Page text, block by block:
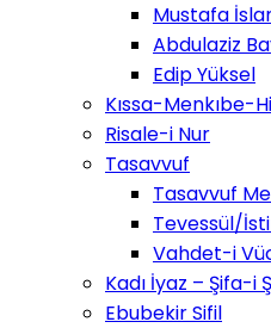
Mustafa
Abdulaziz
Edip Yüksel
Kıssa-Menkıbe-
Risale-i Nur
Tasavvuf
Tasavvuf
Tevessül/
Vahdet-i
Kadı İyaz – Şifa-i
Ebubekir Sifil